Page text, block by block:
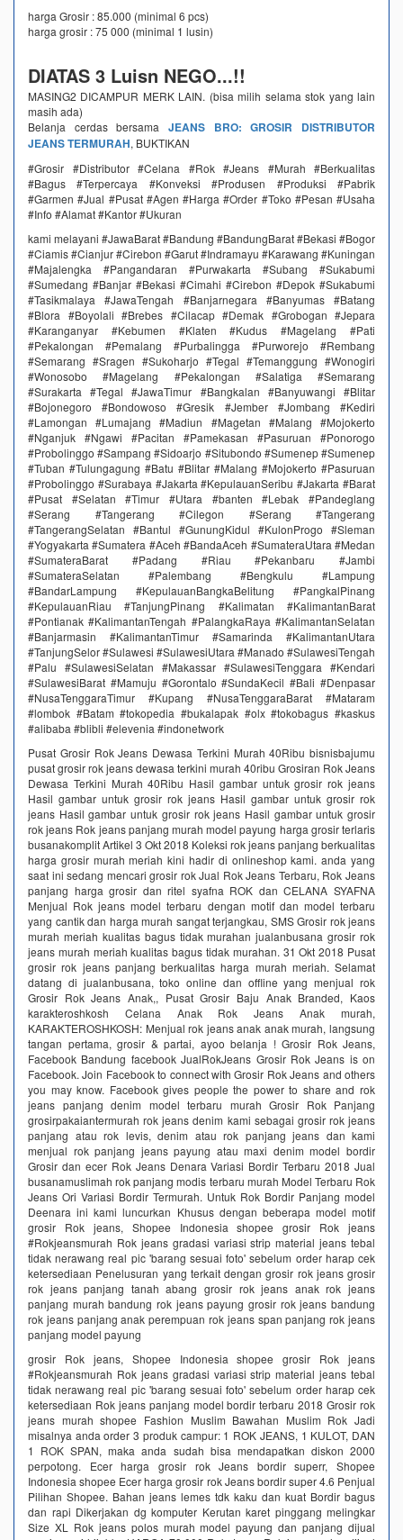
harga Grosir : 85.000 (minimal 6 pcs)
harga grosir : 75 000 (minimal 1 lusin)
DIATAS 3 Luisn NEGO...!!
MASING2 DICAMPUR MERK LAIN. (bisa milih selama stok yang lain
masih ada)
Belanja cerdas bersama JEANS BRO: GROSIR DISTRIBUTOR
JEANS TERMURAH, BUKTIKAN
#Grosir #Distributor #Celana #Rok #Jeans #Murah #Berkualitas
#Bagus #Terpercaya #Konveksi #Produsen #Produksi #Pabrik
#Garmen #Jual #Pusat #Agen #Harga #Order #Toko #Pesan #Usaha
#Info #Alamat #Kantor #Ukuran
kami melayani #JawaBarat #Bandung #BandungBarat #Bekasi #Bogor
#Ciamis #Cianjur #Cirebon #Garut #Indramayu #Karawang #Kuningan
#Majalengka #Pangandaran #Purwakarta #Subang #Sukabumi
#Sumedang #Banjar #Bekasi #Cimahi #Cirebon #Depok #Sukabumi
#Tasikmalaya #JawaTengah #Banjarnegara #Banyumas #Batang
#Blora #Boyolali #Brebes #Cilacap #Demak #Grobogan #Jepara
#Karanganyar #Kebumen #Klaten #Kudus #Magelang #Pati
#Pekalongan #Pemalang #Purbalingga #Purworejo #Rembang
#Semarang #Sragen #Sukoharjo #Tegal #Temanggung #Wonogiri
#Wonosobo #Magelang #Pekalongan #Salatiga #Semarang
#Surakarta #Tegal #JawaTimur #Bangkalan #Banyuwangi #Blitar
#Bojonegoro #Bondowoso #Gresik #Jember #Jombang #Kediri
#Lamongan #Lumajang #Madiun #Magetan #Malang #Mojokerto
#Nganjuk #Ngawi #Pacitan #Pamekasan #Pasuruan #Ponorogo
#Probolinggo #Sampang #Sidoarjo #Situbondo #Sumenep #Sumenep
#Tuban #Tulungagung #Batu #Blitar #Malang #Mojokerto #Pasuruan
#Probolinggo #Surabaya #Jakarta #KepulauanSeribu #Jakarta #Barat
#Pusat #Selatan #Timur #Utara #banten #Lebak #Pandeglang
#Serang #Tangerang #Cilegon #Serang #Tangerang
#TangerangSelatan #Bantul #GunungKidul #KulonProgo #Sleman
#Yogyakarta #Sumatera #Aceh #BandaAceh #SumateraUtara #Medan
#SumateraBarat #Padang #Riau #Pekanbaru #Jambi
#SumateraSelatan #Palembang #Bengkulu #Lampung
#BandarLampung #KepulauanBangkaBelitung #PangkalPinang
#KepulauanRiau #TanjungPinang #Kalimatan #KalimantanBarat
#Pontianak #KalimantanTengah #PalangkaRaya #KalimantanSelatan
#Banjarmasin #KalimantanTimur #Samarinda #KalimantanUtara
#TanjungSelor #Sulawesi #SulawesiUtara #Manado #SulawesiTengah
#Palu #SulawesiSelatan #Makassar #SulawesiTenggara #Kendari
#SulawesiBarat #Mamuju #Gorontalo #SundaKecil #Bali #Denpasar
#NusaTenggaraTimur #Kupang #NusaTenggaraBarat #Mataram
#lombok #Batam #tokopedia #bukalapak #olx #tokobagus #kaskus
#alibaba #blibli #elevenia #indonetwork
Pusat Grosir Rok Jeans Dewasa Terkini Murah 40Ribu bisnisbajumu
pusat grosir rok jeans dewasa terkini murah 40ribu Grosiran Rok Jeans
Dewasa Terkini Murah 40Ribu Hasil gambar untuk grosir rok jeans
Hasil gambar untuk grosir rok jeans Hasil gambar untuk grosir rok
jeans Hasil gambar untuk grosir rok jeans Hasil gambar untuk grosir
rok jeans Rok jeans panjang murah model payung harga grosir terlaris
busanakomplit Artikel 3 Okt 2018 Koleksi rok jeans panjang berkualitas
harga grosir murah meriah kini hadir di onlineshop kami. anda yang
saat ini sedang mencari grosir rok Jual Rok Jeans Terbaru, Rok Jeans
panjang harga grosir dan ritel syafna ROK dan CELANA SYAFNA
Menjual Rok jeans model terbaru dengan motif dan model terbaru
yang cantik dan harga murah sangat terjangkau, SMS Grosir rok jeans
murah meriah kualitas bagus tidak murahan jualanbusana grosir rok
jeans murah meriah kualitas bagus tidak murahan. 31 Okt 2018 Pusat
grosir rok jeans panjang berkualitas harga murah meriah. Selamat
datang di jualanbusana, toko online dan offline yang menjual rok
Grosir Rok Jeans Anak,, Pusat Grosir Baju Anak Branded, Kaos
karakteroshkosh Celana Anak Rok Jeans Anak murah,
KARAKTEROSHKOSH: Menjual rok jeans anak anak murah, langsung
tangan pertama, grosir & partai, ayoo belanja ! Grosir Rok Jeans,
Facebook Bandung facebook JualRokJeans Grosir Rok Jeans is on
Facebook. Join Facebook to connect with Grosir Rok Jeans and others
you may know. Facebook gives people the power to share and rok
jeans panjang denim model terbaru murah Grosir Rok Panjang
grosirpakaiantermurah rok jeans denim kami sebagai grosir rok jeans
panjang atau rok levis, denim atau rok panjang jeans dan kami
menjual rok panjang jeans payung atau maxi denim model bordir
Grosir dan ecer Rok Jeans Denara Variasi Bordir Terbaru 2018 Jual
busanamuslimah rok panjang modis terbaru murah Model Terbaru Rok
Jeans Ori Variasi Bordir Termurah. Untuk Rok Bordir Panjang model
Deenara ini kami luncurkan Khusus dengan beberapa model motif
grosir Rok jeans, Shopee Indonesia shopee grosir Rok jeans
#Rokjeansmurah Rok jeans gradasi variasi strip material jeans tebal
tidak nerawang real pic 'barang sesuai foto' sebelum order harap cek
ketersediaan Penelusuran yang terkait dengan grosir rok jeans grosir
rok jeans panjang tanah abang grosir rok jeans anak rok jeans
panjang murah bandung rok jeans payung grosir rok jeans bandung
rok jeans panjang anak perempuan rok jeans span panjang rok jeans
panjang model payung
grosir Rok jeans, Shopee Indonesia shopee grosir Rok jeans
#Rokjeansmurah Rok jeans gradasi variasi strip material jeans tebal
tidak nerawang real pic 'barang sesuai foto' sebelum order harap cek
ketersediaan Rok jeans panjang model bordir terbaru 2018 Grosir rok
jeans murah shopee Fashion Muslim Bawahan Muslim Rok Jadi
misalnya anda order 3 produk campur: 1 ROK JEANS, 1 KULOT, DAN
1 ROK SPAN, maka anda sudah bisa mendapatkan diskon 2000
perpotong. Ecer harga grosir rok Jeans bordir superr, Shopee
Indonesia shopee Ecer harga grosir rok Jeans bordir super 4.6 Penjual
Pilihan Shopee. Bahan jeans lemes tdk kaku dan kuat Bordir bagus
dan rapi Dikerjakan dg komputer Kerutan karet pinggang melingkar
Size XL Rok jeans polos murah model payung dan panjang dijual